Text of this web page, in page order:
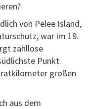
von Pelee Island,
war im 19.
zahllose
Punkt
großen
aus dem